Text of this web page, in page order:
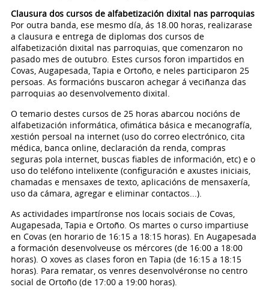
Clausura dos cursos de alfabetización dixital nas parroquias
Por outra banda, ese mesmo día, ás 18.00 horas, realizarase
a clausura e entrega de diplomas dos cursos de
alfabetización dixital nas parroquias, que comenzaron no
pasado mes de outubro. Estes cursos foron impartidos en
Covas, Augapesada, Tapia e Ortoño, e neles participaron 25
persoas. As formacións buscaron achegar á veciñanza das
parroquias ao desenvolvemento dixital.
O temario destes cursos de 25 horas abarcou nocións de
alfabetización informática, ofimática básica e mecanografía,
xestión persoal na internet (uso do correo electrónico, cita
médica, banca online, declaración da renda, compras
seguras pola internet, buscas fiables de información, etc) e o
uso do teléfono intelixente (configuración e axustes iniciais,
chamadas e mensaxes de texto, aplicacións de mensaxería,
uso da cámara, agregar e eliminar contactos...).
As actividades impartíronse nos locais sociais de Covas,
Augapesada, Tapia e Ortoño. Os martes o curso impartiuse
en Covas (en horario de 16:15 a 18:15 horas). En Augapesada
a formación desenvolveuse os mércores (de 16:00 a 18:00
horas). O xoves as clases foron en Tapia (de 16:15 a 18:15
horas). Para rematar, os venres desenvolvéronse no centro
social de Ortoño (de 17:00 a 19:00 horas).